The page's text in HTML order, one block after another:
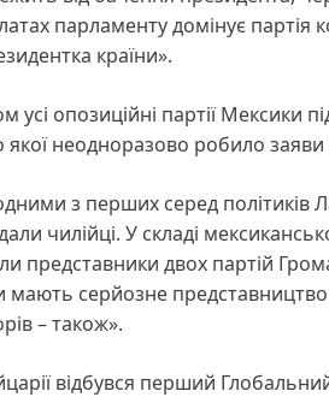
парламенту домінує
країни».
усі опозиційні партії Мексики
якої неодноразово робило заяви
з перших серед політиків
чилійці. У складі
представники двох партій
мають серйозне
– також».
відбувся перший